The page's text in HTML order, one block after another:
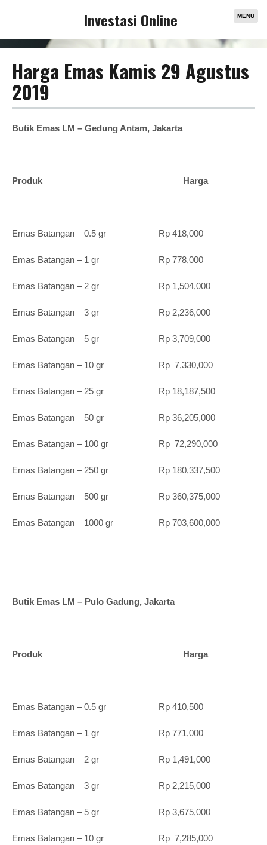
MENU
Investasi Online
Harga Emas Kamis 29 Agustus
2019
Butik Emas LM – Gedung Antam, Jakarta
Produk Harga
Emas Batangan – 0.5 gr Rp 418,000
Emas Batangan – 1 gr Rp 778,000
Emas Batangan – 2 gr Rp 1,504,000
Emas Batangan – 3 gr Rp 2,236,000
Emas Batangan – 5 gr Rp 3,709,000
Emas Batangan – 10 gr Rp 7,330,000
Emas Batangan – 25 gr Rp 18,187,500
Emas Batangan – 50 gr Rp 36,205,000
Emas Batangan – 100 gr Rp 72,290,000
Emas Batangan – 250 gr Rp 180,337,500
Emas Batangan – 500 gr Rp 360,375,000
Emas Batangan – 1000 gr Rp 703,600,000
Butik Emas LM – Pulo Gadung, Jakarta
Produk Harga
Emas Batangan – 0.5 gr Rp 410,500
Emas Batangan – 1 gr Rp 771,000
Emas Batangan – 2 gr Rp 1,491,000
Emas Batangan – 3 gr Rp 2,215,000
Emas Batangan – 5 gr Rp 3,675,000
Emas Batangan – 10 gr Rp 7,285,000